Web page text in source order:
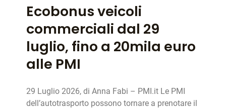
Ecobonus veicoli
commerciali dal 29
luglio, fino a 20mila euro
alle PMI
29 Luglio 2026, di Anna Fabi – PMI.it Le PMI
dell’autotrasporto possono tornare a prenotare il